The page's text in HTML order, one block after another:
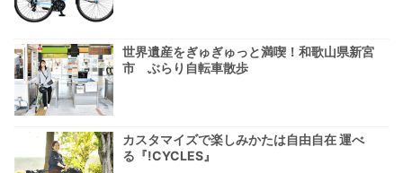
世界遺産をぎゅぎゅっと満喫！和歌山県新宮
市 ぶらり自転車散歩
カスタマイズで楽しみかたは自由自在 運べ
る『!CYCLES』